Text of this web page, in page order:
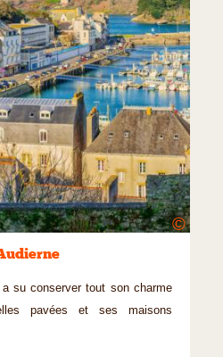
©
su conserver tout son charme
pavées et ses maisons